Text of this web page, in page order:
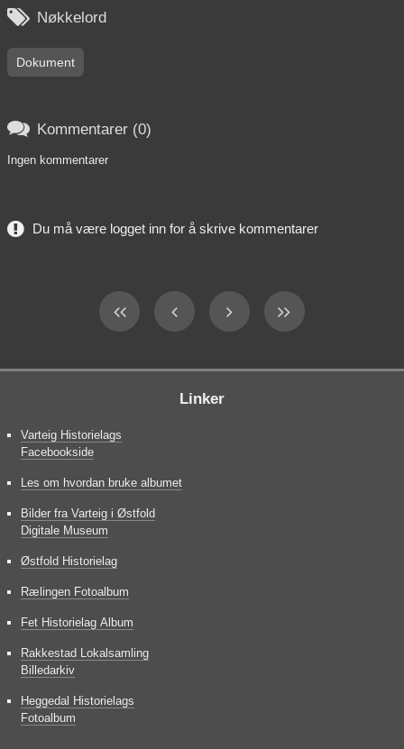
 Nøkkelord
Dokument
 Kommentarer (0)
Ingen kommentarer
Du må være logget inn for å skrive kommentarer
Linker
Varteig Historielags
Facebookside
Les om hvordan bruke albumet
Bilder fra Varteig i Østfold
Digitale Museum
Østfold Historielag
Rælingen Fotoalbum
Fet Historielag Album
Rakkestad Lokalsamling
Billedarkiv
Heggedal Historielags
Fotoalbum